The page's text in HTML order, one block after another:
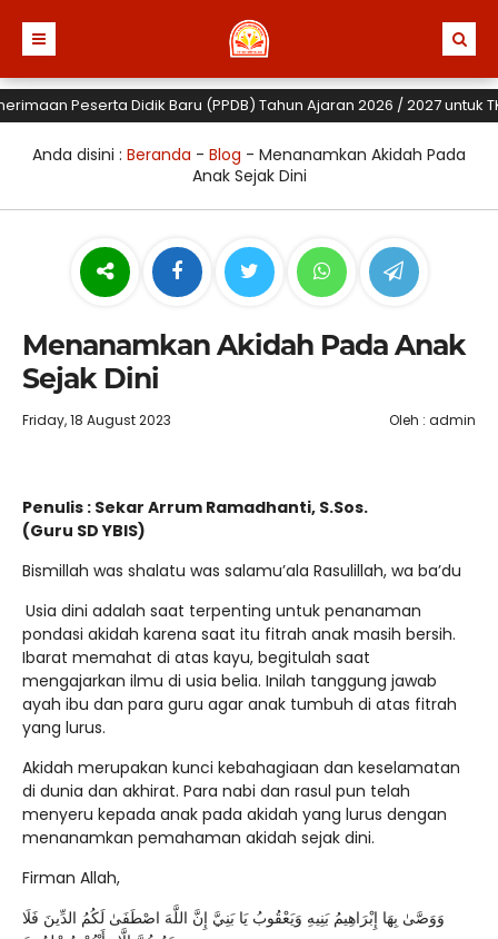
Peserta Didik Baru (PPDB) Tahun Ajaran 2026 / 2027 untuk
Anda disini : Beranda - Blog - Menanamkan Akidah Pada
Anak Sejak Dini
Menanamkan Akidah Pada Anak
Sejak Dini
Friday, 18 August 2023 Oleh : admin
Penulis : Sekar Arrum Ramadhanti, S.Sos.
(Guru SD YBIS)
Bismillah was shalatu was salamu’ala Rasulillah, wa ba’du
Usia dini adalah saat terpenting untuk penanaman
pondasi akidah karena saat itu fitrah anak masih bersih.
Ibarat memahat di atas kayu, begitulah saat
mengajarkan ilmu di usia belia. Inilah tanggung jawab
ayah ibu dan para guru agar anak tumbuh di atas fitrah
yang lurus.
Akidah merupakan kunci kebahagiaan dan keselamatan
di dunia dan akhirat. Para nabi dan rasul pun telah
menyeru kepada anak pada akidah yang lurus dengan
menanamkan pemahaman akidah sejak dini.
Firman Allah,
وَوَصَّىٰ بِهَا إِبْرَاهِيمُ بَنِيهِ وَيَعْقُوبُ يَا بَنِيَّ إِنَّ اللَّهَ اصْطَفَىٰ لَكُمُ الدِّينَ فَلَا